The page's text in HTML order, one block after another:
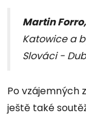
Martin
Katowice a
Slováci -
Po vzájemných
ještě také